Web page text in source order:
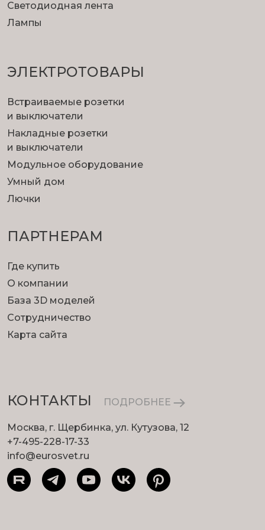
Светодиодная лента
Лампы
ЭЛЕКТРОТОВАРЫ
Встраиваемые розетки
и выключатели
Накладные розетки
и выключатели
Модульное оборудование
Умный дом
Лючки
ПАРТНЕРАМ
Где купить
О компании
База 3D моделей
Сотрудничество
Карта сайта
КОНТАКТЫ ПОДРОБНЕЕ
Москва, г. Щербинка, ул. Кутузова, 12
+7-495-228-17-33
info@eurosvet.ru